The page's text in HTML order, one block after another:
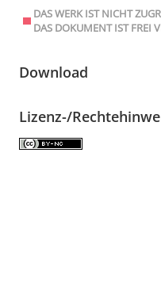
DAS WERK IST NICHT
DAS DOKUMENT IST FREI
Download
Lizenz-/